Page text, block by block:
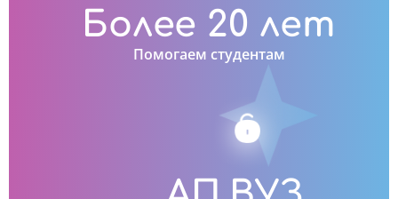
Более 20 лет
Помогаем студентам